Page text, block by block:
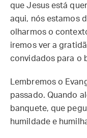
que Jesus está
aqui, nós estamos
olharmos o
iremos ver a
convidados para o
Lembremos o
passado. Quando
banquete, que
humildade e